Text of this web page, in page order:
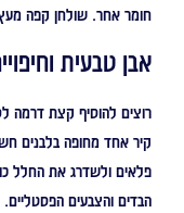
חומר אחר. שולחן קפה
אבן טבעית
רוצים להוסיף קצת דרמה
קיר אחד מחופה בלבנים
פלאים ולשדרג את החלל
הבדים והצבעים הפסטליים.